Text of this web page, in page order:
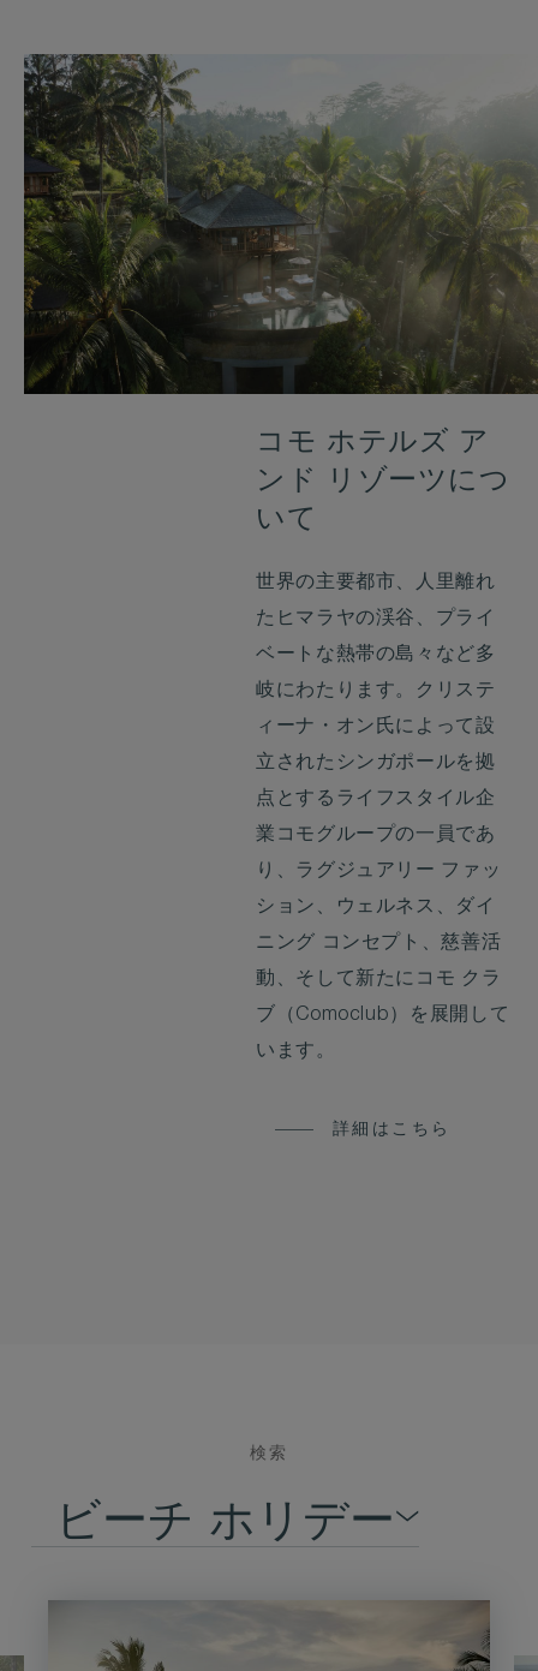
へ
よ
う
こ
そ
コモ ホテルズ ア
ンド リゾーツにつ
いて
世界の主要都市、人里離れ
たヒマラヤの渓谷、プライ
ベートな熱帯の島々など多
岐にわたります。クリステ
ィーナ・オン氏によって設
立されたシンガポールを拠
点とするライフスタイル企
業コモグループの一員であ
り、ラグジュアリー ファッ
ション、ウェルネス、ダイ
ニング コンセプト、慈善活
動、そして新たにコモ クラ
ブ（Comoclub）を展開して
います。
詳細はこちら
検索
ビーチ ホリデー